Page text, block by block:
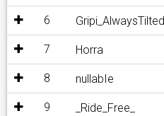
6 Gripi_AlwaysTilted
7 Horra
8 nullabIe
9 _Ride_Free_